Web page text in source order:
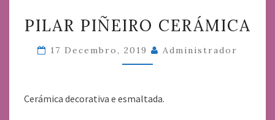
PIÑEIRO
CERÁMICA
PILAR PIÑEIRO CERÁMICA
17 Decembro, 2019 Administrador
Cerámica decorativa e esmaltada.